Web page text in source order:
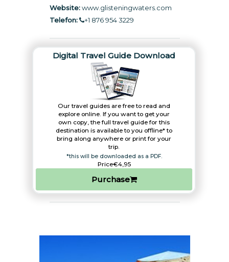
Website: www.glisteningwaters.com
Telefon:
+1 876 954 3229
Digital Travel Guide Download
Our travel guides are free to read and
explore online. If you want to get your
own copy, the full travel guide for this
destination is available to you offline* to
bring along anywhere or print for your
trip.​
*this will be downloaded as a PDF.
Price€4,95
Purchase